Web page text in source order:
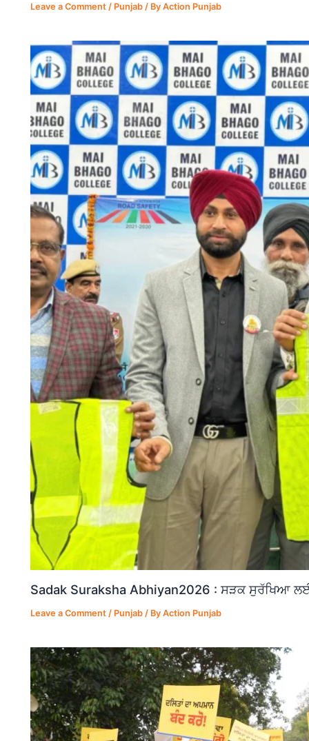
Leave a Comment / Punjab / ByAction Punjab
Sadak Suraksha Abhiyan2026 : ਸੜਕ ਸੁਰੱਖਿਆ
Leave a Comment / Punjab / ByAction Punjab